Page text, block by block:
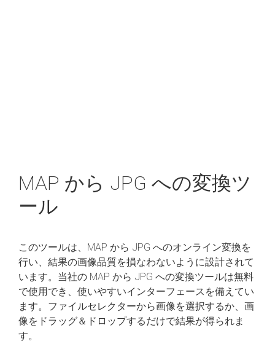
MAP から JPG への変換ツ
ール
このツールは、MAP から JPG へのオンライン変換を
行い、結果の画像品質を損なわないように設計されて
います。当社の MAP から JPG への変換ツールは無料
で使用でき、使いやすいインターフェースを備えてい
ます。ファイルセレクターから画像を選択するか、画
像をドラッグ＆ドロップするだけで結果が得られま
す。